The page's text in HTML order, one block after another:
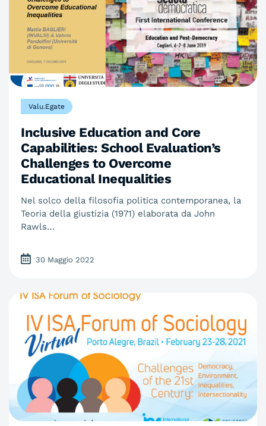
Valu.Egate
Inclusive Education and Core
Capabilities: School Evaluation’s
Challenges to Overcome
Educational Inequalities
Nel solco della filosofia politica contemporanea, la
Teoria della giustizia (1971) elaborata da John
Rawls…
30 Maggio 2022